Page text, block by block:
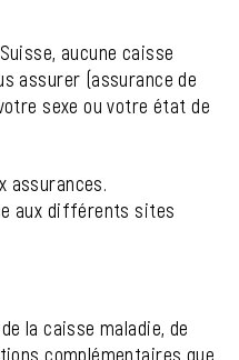
aucune caisse
assurer (assurance de
sexe ou votre état de
assurances.
aux différents sites
la caisse maladie, de
complémentaires que